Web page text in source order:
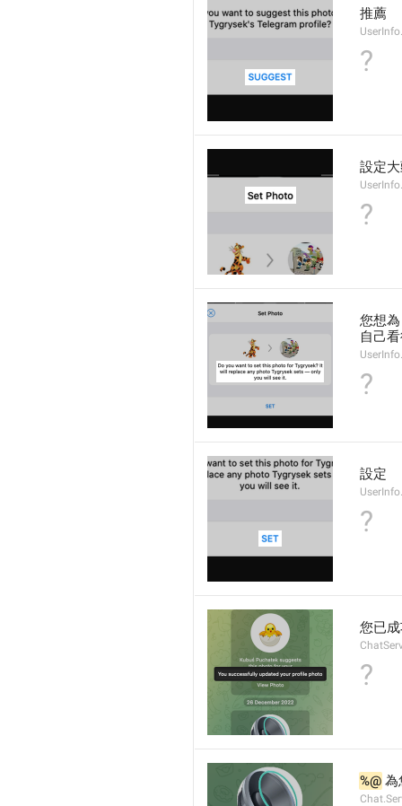
推薦
?
設定
?
您想
自己
?
設定
?
您已
?
%@ 為